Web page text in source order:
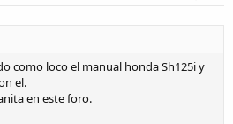
como loco el manual honda Sh125i y
el.
en este foro.